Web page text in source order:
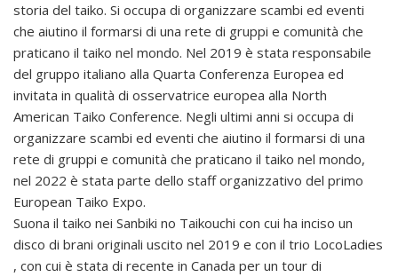
storia del taiko. Si occupa di organizzare scambi ed eventi
che aiutino il formarsi di una rete di gruppi e comunità che
praticano il taiko nel mondo. Nel 2019 è stata responsabile
del gruppo italiano alla Quarta Conferenza Europea ed
invitata in qualità di osservatrice europea alla North
American Taiko Conference. Negli ultimi anni si occupa di
organizzare scambi ed eventi che aiutino il formarsi di una
rete di gruppi e comunità che praticano il taiko nel mondo,
nel 2022 è stata parte dello staff organizzativo del primo
European Taiko Expo.
Suona il taiko nei Sanbiki no Taikouchi con cui ha inciso un
disco di brani originali uscito nel 2019 e con il trio LocoLadies
, con cui è stata di recente in Canada per un tour di